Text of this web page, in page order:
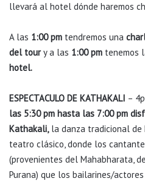
llevará al hotel dónde haremos
A las 1:00 pm tendremos una
del toury a las 1:00 pm tenemos
hotel.
ESPECTACULO DE KATHAKALI –
las 5:30 pm hasta las 7:00 pm
Kathakali,la danza tradicional de
teatro clásico, donde los
(provenientes del Mahabharata,
Purana) que los bailarines/